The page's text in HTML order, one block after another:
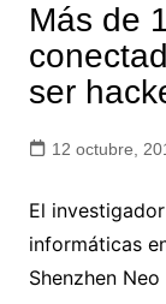
Más de
ser
12 octubre,
El
informáticas
Shenzhen